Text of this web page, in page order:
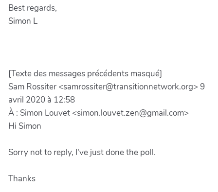
Best regards,
Simon L
[Texte des messages précédents masqué]
Sam Rossiter <samrossiter@transitionnetwork.org> 9
avril 2020 à 12:58
À : Simon Louvet <simon.louvet.zen@gmail.com>
Hi Simon
Sorry not to reply, I've just done the poll.
Thanks